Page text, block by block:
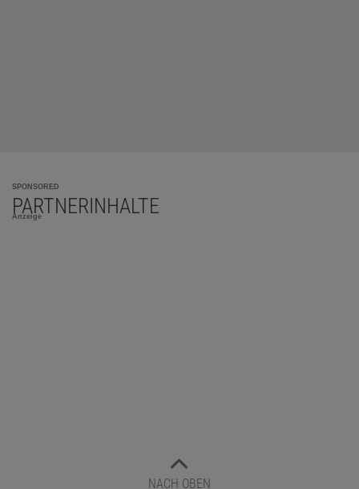
SPONSORED
PARTNERINHALTE
Anzeige
NACH OBEN